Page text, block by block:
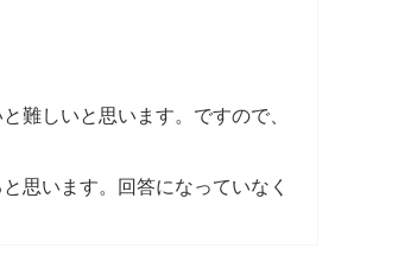
難しいと思います。ですので、
思います。回答になっていなく